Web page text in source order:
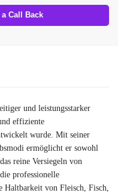
Call Back
und leistungsstarker
effiziente
wurde. Mit seiner
ermöglicht er sowohl
reine Versiegeln von
professionelle
Haltbarkeit von Fleisch, Fisch,